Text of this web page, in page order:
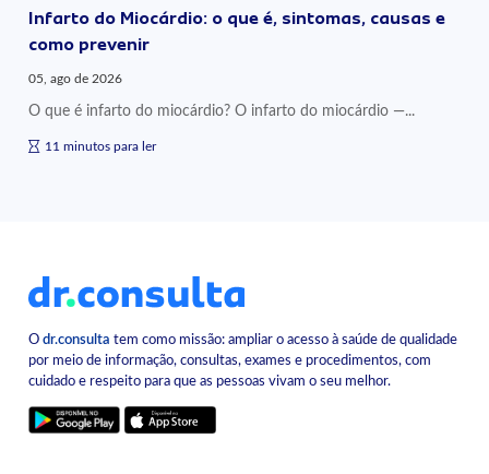
Infarto do Miocárdio: o que é, sintomas, causas e
como prevenir
05, ago de 2026
O que é infarto do miocárdio? O infarto do miocárdio —...
11 minutos para ler
Odr.consulta tem como missão: ampliar o acesso à saúde de qualidade
por meio de informação, consultas, exames e procedimentos, com
cuidado e respeito para que as pessoas vivam o seu melhor.